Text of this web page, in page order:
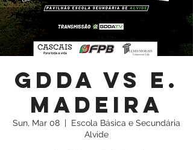
GDDA vs E.
Madeira
Sun, Mar 08
  |
Escola Básica e Secundária
Alvide